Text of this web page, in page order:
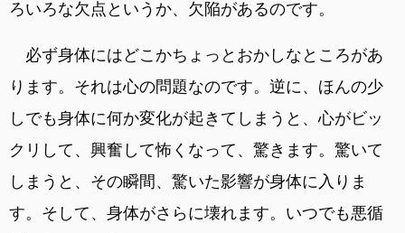
ろいろな欠点というか、欠陥があるのです。
必ず身体にはどこかちょっとおかしなところがあ
ります。それは心の問題なのです。逆に、ほんの少
しでも身体に何か変化が起きてしまうと、心がビッ
クリして、興奮して怖くなって、驚きます。驚いて
しまうと、その瞬間、驚いた影響が身体に入りま
す。そして、身体がさらに壊れます。いつでも悪循